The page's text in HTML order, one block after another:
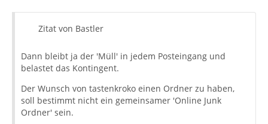
Zitat von Bastler
Dann bleibt ja der 'Müll' in jedem Posteingang und
belastet das Kontingent.
Der Wunsch von tastenkroko einen Ordner zu haben,
soll bestimmt nicht ein gemeinsamer 'Online Junk
Ordner' sein.